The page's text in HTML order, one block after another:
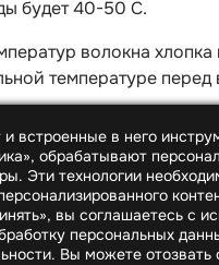
будет 40-50 С.
волокна
температуре
встроенные в него
обрабатывают
Эти технологии
вы соглашаетесь с
персональных
Вы можете